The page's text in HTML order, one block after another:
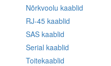
Nõrkvoolu kaablid
RJ-45 kaablid
SAS kaablid
Serial kaablid
Toitekaablid